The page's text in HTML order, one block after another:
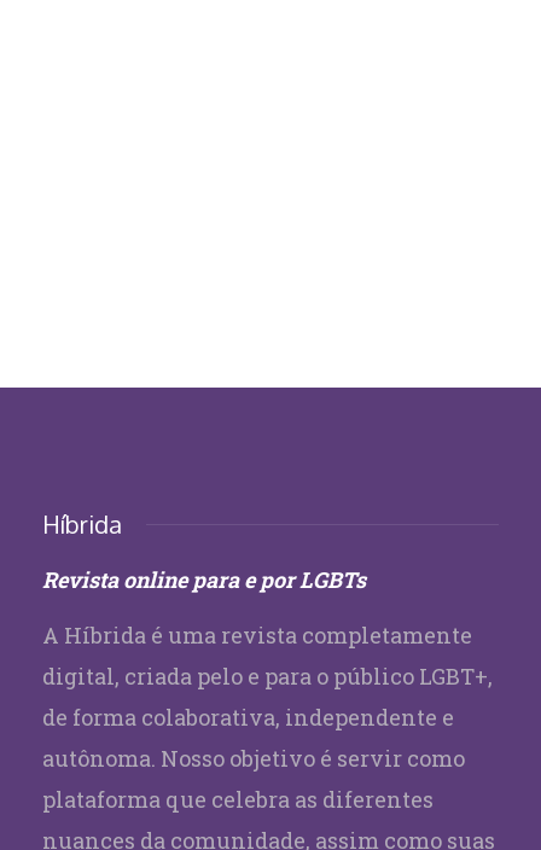
Híbrida
Revista online para e por LGBTs
A Híbrida é uma revista completamente
digital, criada pelo e para o público LGBT+,
de forma colaborativa, independente e
autônoma. Nosso objetivo é servir como
plataforma que celebra as diferentes
nuances da comunidade, assim como suas